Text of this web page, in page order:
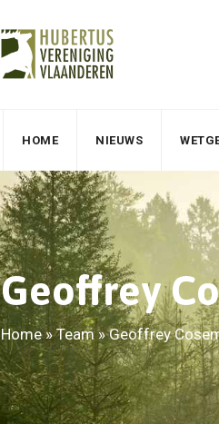
HOME NIEUWS
Geoffrey
Home»Team»Geoffrey